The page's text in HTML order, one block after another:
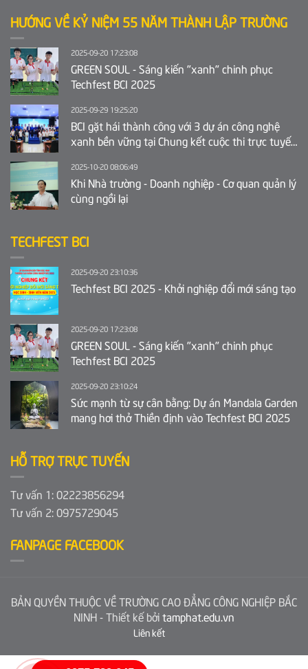
HƯỚNG VỀ KỶ NIỆM 55 NĂM THÀNH LẬP TRƯỜNG
2025-09-20 17:23:08
GREEN SOUL - Sáng kiến "xanh" chinh phục
Techfest BCI 2025
2025-09-29 19:25:20
BCI gặt hái thành công với 3 dự án công nghệ
xanh bền vững tại Chung kết cuộc thi trực tuyến
2025-10-20 08:06:49
Khi Nhà trường - Doanh nghiệp - Cơ quan quản lý
cùng ngồi lại
TECHFEST BCI
2025-09-20 23:10:36
Techfest BCI 2025 - Khởi nghiệp đổi mới sáng tạo
2025-09-20 17:23:08
GREEN SOUL - Sáng kiến "xanh" chinh phục
Techfest BCI 2025
2025-09-20 23:10:24
Sức mạnh từ sự cân bằng: Dự án Mandala Garden
mang hơi thở Thiền định vào Techfest BCI 2025
HỖ TRỢ TRỰC TUYẾN
Tư vấn 1: 02223856294
Tư vấn 2: 0975729045
FANPAGE FACEBOOK
BẢN QUYỀN THUỘC VỀ TRƯỜNG CAO ĐẲNG CÔNG NGHIỆP BẮC
NINH - Thiết kế bởitamphat.edu.vn
Liên kết